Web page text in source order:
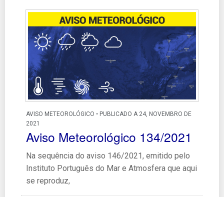
AVISO METEOROLÓGICO • PUBLICADO A 24, NOVEMBRO DE
2021
Aviso Meteorológico 134/2021
Na sequência do aviso 146/2021, emitido pelo
Instituto Português do Mar e Atmosfera que aqui
se reproduz,